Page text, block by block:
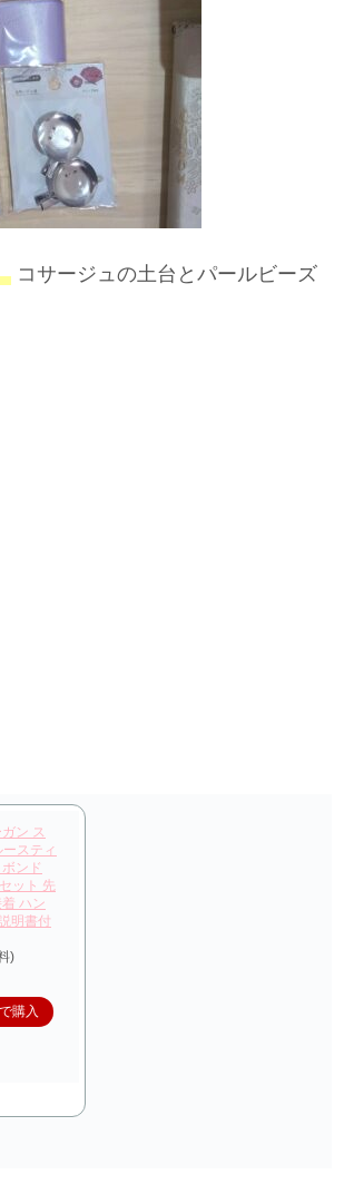
コサージュの土台とパールビーズ
ン ス
スティ
ンド
ット 先
ハン
明書付
)
購入